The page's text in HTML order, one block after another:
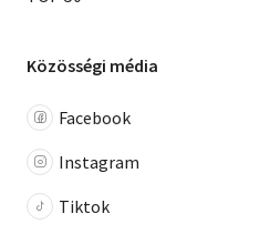
Közösségi média
Facebook
Instagram
Tiktok